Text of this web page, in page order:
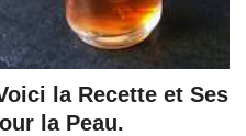
la Recette et Ses
la Peau.